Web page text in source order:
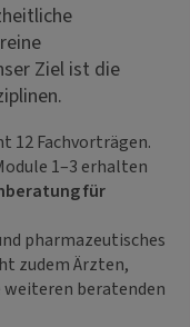
Ziel ist die
12 Fachvorträgen.
1–3 erhalten
für
pharmazeutisches
zudem Ärzten,
beratenden